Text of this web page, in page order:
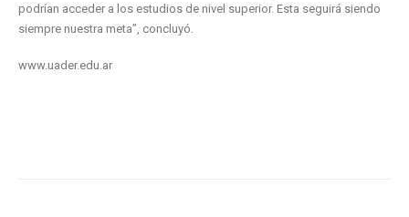
podrían acceder a los estudios de nivel superior. Esta seguirá siendo
siempre nuestra meta”, concluyó.
www.uader.edu.ar